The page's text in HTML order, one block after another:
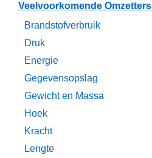
Veelvoorkomende Omzetters
Brandstofverbruik
Druk
Energie
Gegevensopslag
Gewicht en Massa
Hoek
Kracht
Lengte